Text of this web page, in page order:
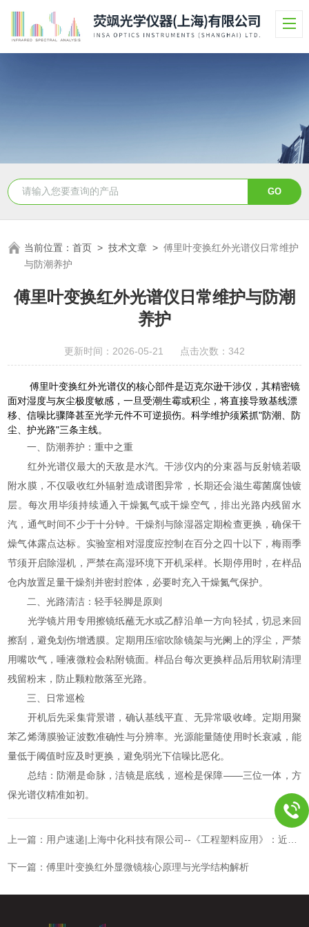
当前位置：首页 >技术文章 >傅里叶变换红外光谱仪日常维护
与防潮养护
傅里叶变换红外光谱仪日常维护与防潮
养护
更新时间：2026-05-21 点击次数：342
傅里叶变换红外光谱仪的核心部件是迈克尔逊干涉仪，其精密镜
面对湿度与灰尘极度敏感，一旦受潮生霉或积尘，将直接导致基线漂
移、信噪比骤降甚至光学元件不可逆损伤。科学维护须紧抓"防潮、防
尘、护光路"三条主线。
一、防潮养护：重中之重
红外光谱仪最大的天敌是水汽。干涉仪内的分束器与反射镜若吸
附水膜，不仅吸收红外辐射造成谱图异常，长期还会滋生霉菌腐蚀镀
层。每次用毕须持续通入干燥氮气或干燥空气，排出光路内残留水
汽，通气时间不少于十分钟。干燥剂与除湿器定期检查更换，确保干
燥气体露点达标。实验室相对湿度应控制在百分之四十以下，梅雨季
节须开启除湿机，严禁在高湿环境下开机采样。长期停用时，在样品
仓内放置足量干燥剂并密封腔体，必要时充入干燥氮气保护。
二、光路清洁：轻手轻脚是原则
光学镜片用专用擦镜纸蘸无水或乙醇沿单一方向轻拭，切忌来回
擦刮，避免划伤增透膜。定期用压缩吹除镜架与光阑上的浮尘，严禁
用嘴吹气，唾液微粒会粘附镜面。样品台每次更换样品后用软刷清理
残留粉末，防止颗粒散落至光路。
三、日常巡检
开机后先采集背景谱，确认基线平直、无异常吸收峰。定期用聚
苯乙烯薄膜验证波数准确性与分辨率。光源能量随使用时长衰减，能
量低于阈值时应及时更换，避免弱光下信噪比恶化。
总结：防潮是命脉，洁镜是底线，巡检是保障——三位一体，方
保光谱仪精准如初。
上一篇： 用户速递|上海中化科技有限公司--《工程塑料应用》：近红外光谱建模法测定尼龙66物性指标
下一篇：傅里叶变换红外显微镜核心原理与光学结构解析